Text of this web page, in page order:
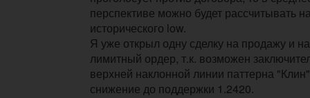
перспективе можно будет рассчитывать
исторического low.
Я уже открыл одну сделку на продажу и
лимитный ордер, т.к. возможен
верхней наклонной линии паттерна
снижение до поддержки 1.2420.